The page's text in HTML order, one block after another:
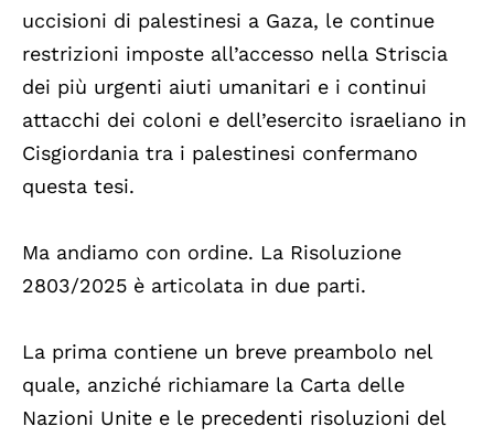
uccisioni di palestinesi a Gaza, le continue
restrizioni imposte all’accesso nella Striscia
dei più urgenti aiuti umanitari e i continui
attacchi dei coloni e dell’esercito israeliano in
Cisgiordania tra i palestinesi confermano
questa tesi.
Ma andiamo con ordine. La Risoluzione
2803/2025 è articolata in due parti.
La prima contiene un breve preambolo nel
quale, anziché richiamare la Carta delle
Nazioni Unite e le precedenti risoluzioni del